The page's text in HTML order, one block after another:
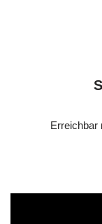
Erreichbar